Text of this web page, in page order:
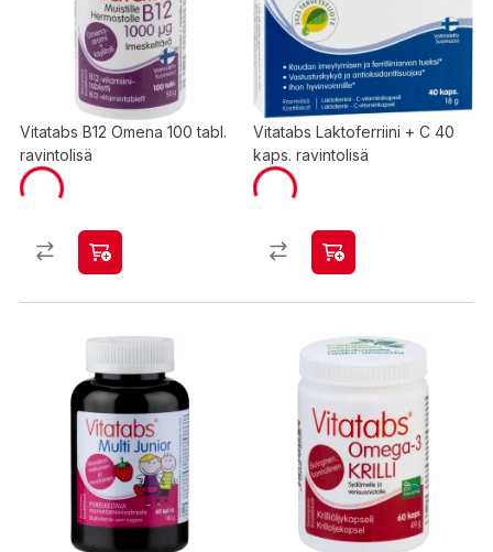
Vitatabs B12 Omena 100 tabl.
ravintolisä
Vitatabs Laktoferriini + C 40
kaps. ravintolisä